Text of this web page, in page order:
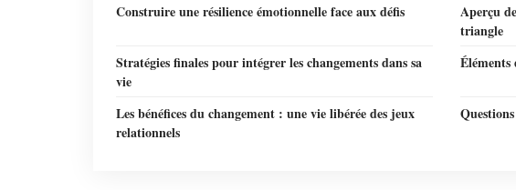
Construire une résilience émotionnelle face aux défis
Aperçu
triangle
Stratégies finales pour intégrer les changements dans sa
vie
Les bénéfices du changement : une vie libérée des jeux
relationnels